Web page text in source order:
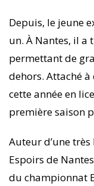
Depuis, le jeune
un. À Nantes, il a
permettant de
dehors. Attaché
cette année en
première saison
Auteur d’une
Espoirs de
du championnat